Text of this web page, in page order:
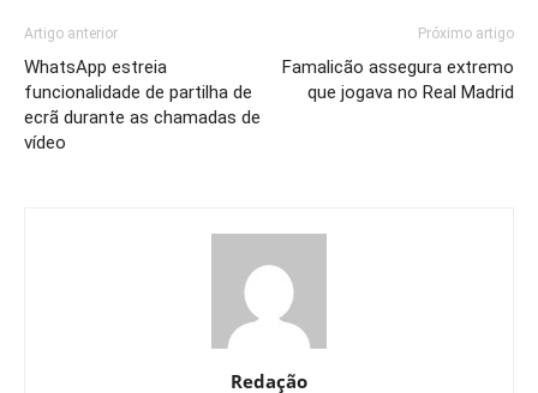
Artigo anterior
WhatsApp estreia
funcionalidade de partilha de
ecrã durante as chamadas de
vídeo
Próximo artigo
Famalicão assegura extremo
que jogava no Real Madrid
Redação